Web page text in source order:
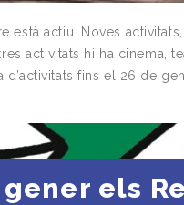
està actiu. Noves
activitats hi ha cinema,
d’activitats fins el 26 de
els